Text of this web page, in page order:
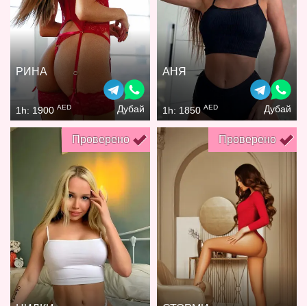
РИНА
1h: 1900 AED Дубай
АНЯ
1h: 1850AED Дубай
Проверено Проверено